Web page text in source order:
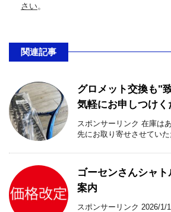
さい。
関連記事
グロメット交換も"
気軽にお申しつけく
スポンサーリンク 在庫は
先にお取り寄せさせていた
ゴーセンさんシャ
案内
スポンサーリンク 2026/1/